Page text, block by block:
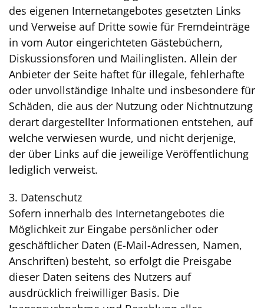
des eigenen Internetangebotes gesetzten Links
und Verweise auf Dritte sowie für Fremdeinträge
in vom Autor eingerichteten Gästebüchern,
Diskussionsforen und Mailinglisten. Allein der
Anbieter der Seite haftet für illegale, fehlerhafte
oder unvollständige Inhalte und insbesondere für
Schäden, die aus der Nutzung oder Nichtnutzung
derart dargestellter Informationen entstehen, auf
welche verwiesen wurde, und nicht derjenige,
der über Links auf die jeweilige Veröffentlichung
lediglich verweist.
3. Datenschutz
Sofern innerhalb des Internetangebotes die
Möglichkeit zur Eingabe persönlicher oder
geschäftlicher Daten (E-Mail-Adressen, Namen,
Anschriften) besteht, so erfolgt die Preisgabe
dieser Daten seitens des Nutzers auf
ausdrücklich freiwilliger Basis. Die